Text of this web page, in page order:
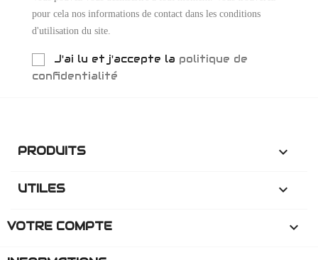
pour cela nos informations de contact dans les conditions
d'utilisation du site.
J'ai lu et j'accepte la politique de
confidentialité
PRODUITS 
UTILES 
VOTRE COMPTE 